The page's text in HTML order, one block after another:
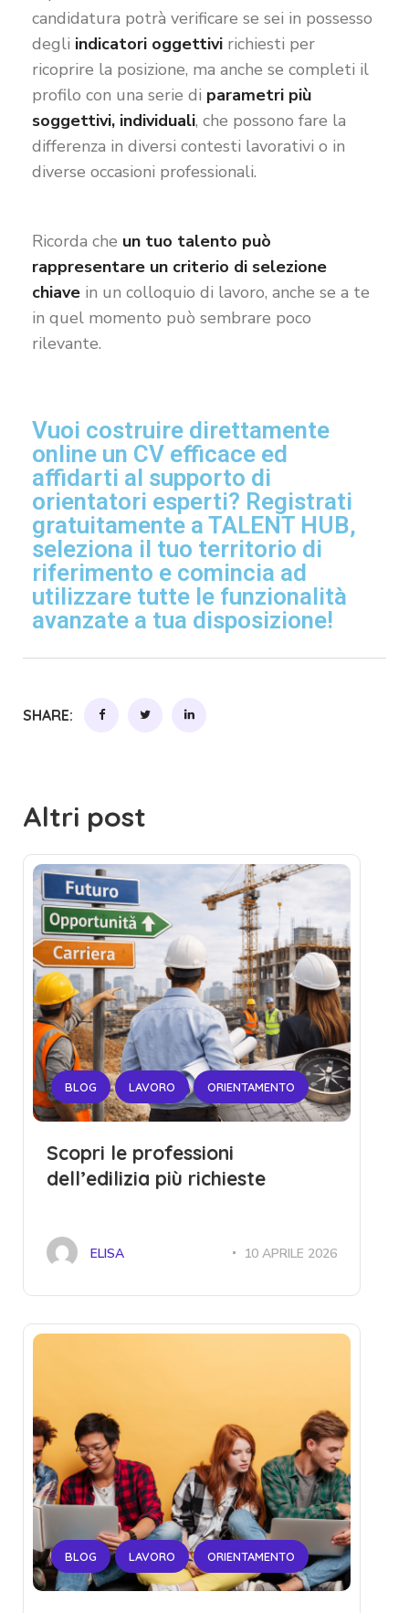
candidatura potrà verificare se sei in possesso
degli indicatori oggettivi richiesti per
ricoprire la posizione, ma anche se completi il
profilo con una serie di parametri più
soggettivi, individuali, che possono fare la
differenza in diversi contesti lavorativi o in
diverse occasioni professionali.
Ricorda che un tuo talento può
rappresentare un criterio di selezione
chiave in un colloquio di lavoro, anche se a te
in quel momento può sembrare poco
rilevante.
Vuoi costruire direttamente
online un CV efficace ed
affidarti al supporto di
orientatori esperti? Registrati
gratuitamente a TALENT HUB,
seleziona il tuo territorio di
riferimento e comincia ad
utilizzare tutte le funzionalità
avanzate a tua disposizione!
SHARE:
Altri post
BLOG LAVORO ORIENTAMENTO
Scopri le professioni
dell’edilizia più richieste
ELISA 10 APRILE 2026
BLOG LAVORO ORIENTAMENTO